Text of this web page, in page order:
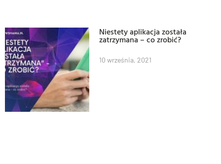
Niestety aplikacja została
zatrzymana – co zrobić?
10 września, 2021